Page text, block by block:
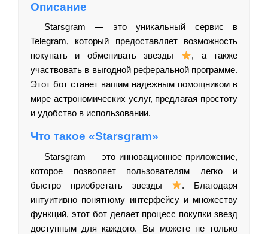
Описание
Starsgram — это уникальный сервис в
Telegram, который предоставляет возможность
покупать и обменивать звезды
, а также
участвовать в выгодной реферальной программе.
Этот бот станет вашим надежным помощником в
мире астрономических услуг, предлагая простоту
и удобство в использовании.
Что такое «Starsgram»
Starsgram — это инновационное приложение,
которое позволяет пользователям легко и
быстро приобретать звезды
. Благодаря
интуитивно понятному интерфейсу и множеству
функций, этот бот делает процесс покупки звезд
доступным для каждого. Вы можете не только